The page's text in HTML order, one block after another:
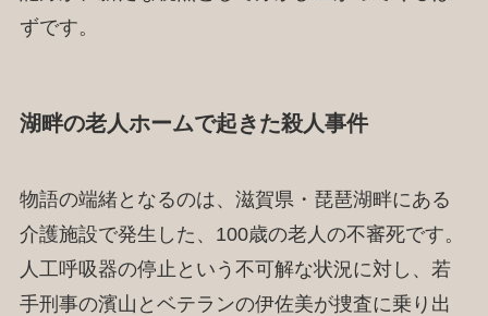
ずです。
湖畔の老人ホームで起きた殺人事件
物語の端緒となるのは、滋賀県・琵琶湖畔にある
介護施設で発生した、100歳の老人の不審死です。
人工呼吸器の停止という不可解な状況に対し、若
手刑事の濱山とベテランの伊佐美が捜査に乗り出